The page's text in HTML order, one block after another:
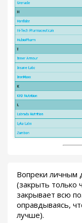
Вопреки личным
(закрыть только
закрывает всю
оправдываясь,
лучше).